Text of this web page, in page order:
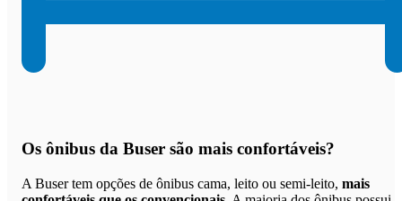
Os ônibus da Buser são mais confortáveis?
A Buser tem opções de ônibus cama, leito ou semi-leito, mais